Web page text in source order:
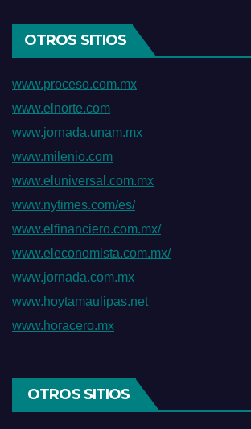
OTROS SITIOS
www.proceso.com.mx
www.elnorte.com
www.jornada.unam.mx
www.milenio.com
www.eluniversal.com.mx
www.nytimes.com/es/
www.elfinanciero.com.mx/
www.eleconomista.com.mx/
www.jornada.com.mx
www.hoytamaulipas.net
www.horacero.mx
OTROS SITIOS